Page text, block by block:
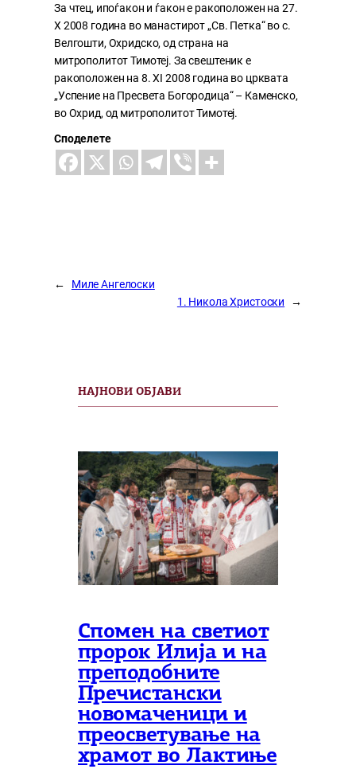
За чтец, ипоѓакон и ѓакон е ракоположен на 27.
X 2008 година во манастирот „Св. Петка“ во с.
Велгошти, Охридско, од страна на
митрополитот Тимотеј. За свештеник е
ракоположен на 8. XI 2008 година во црквата
„Успение на Пресвета Богородица“ – Каменско,
во Охрид, од митрополитот Тимотеј.
Споделете
←
Миле Ангелоски
1. Никола Христоски
→
НАЈНОВИ ОБЈАВИ
Спомен на светиот
пророк Илија и на
преподобните
Пречистански
новомаченици и
преосветување на
храмот во Лактиње